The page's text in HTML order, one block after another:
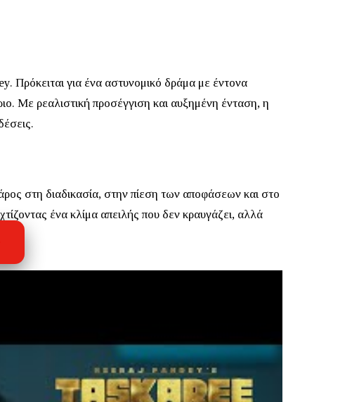
. Πρόκειται για ένα αστυνομικό δράμα με έντονα
Με ρεαλιστική προσέγγιση και αυξημένη ένταση, η
στη διαδικασία, στην πίεση των αποφάσεων και στο
ένα κλίμα απειλής που δεν κραυγάζει, αλλά